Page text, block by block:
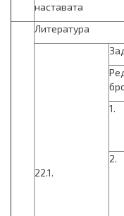
наставата
Литература
22.1.
1.
2.